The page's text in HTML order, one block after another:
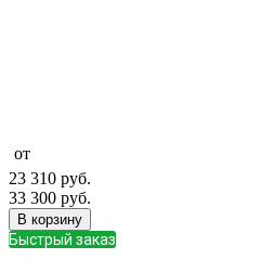
от
23 310 руб.
33 300 руб.
В корзину
Быстрый заказ